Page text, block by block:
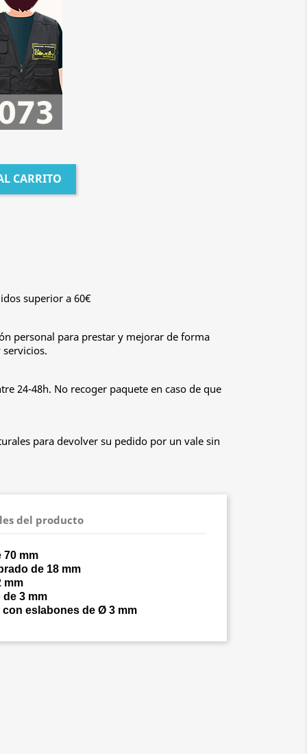
CARRITO
superior a 60€
personal para prestar y mejorar de forma
24-48h. No recoger paquete en caso de que
para devolver su pedido por un vale sin
del producto
70 mm
de 18 mm
mm
3 mm
eslabones de Ø 3 mm